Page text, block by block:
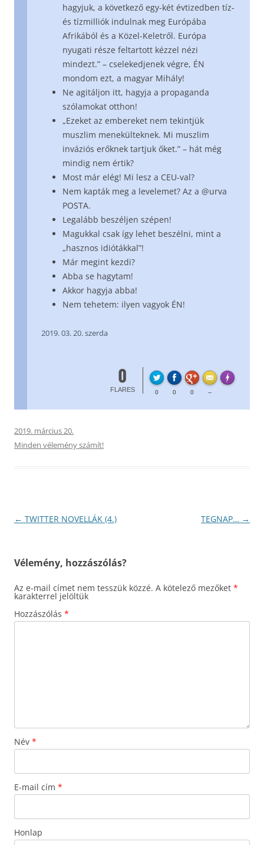
hagyjuk, a következő egy-két évtizedben tíz-
és tízmilliók indulnak meg Európába
Afrikából és a Közel-Keletről. Európa
nyugati része feltartott kézzel nézi
mindezt.” – cselekedjenek végre, ÉN
mondom ezt, a magyar Mihály!
Ne agitáljon itt, hagyja a propaganda
szólamokat otthon!
„Ezeket az embereket nem tekintjük
muszlim menekülteknek. Mi muszlim
inváziós erőknek tartjuk őket.” – hát még
mindig nem értik?
Most már elég! Mi lesz a CEU-val?
Nem kapták meg a levelemet? Az a @urva
POSTA.
Legalább beszéljen szépen!
Magukkal csak így lehet beszélni, mint a
„hasznos idiótákkal”!
Már megint kezdi?
Abba se hagytam!
Akkor hagyja abba!
Nem tehetem: ilyen vagyok ÉN!
2019. 03. 20. szerda
0
FLARES 0 0 0 --
Made with
2019. március 20.
Minden vélemény számít!
Bejegyzés
← TWITTER NOVELLÁK (4.) TEGNAP… →
Vélemény, hozzászólás?
Az e-mail címet nem tesszük közzé. A kötelező mezőket *
karakterrel jelöltük
Hozzászólás *
Név *
E-mail cím *
Honlap